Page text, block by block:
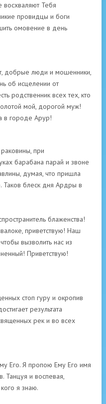
восхваляют Тебя
провидцы и боги
омовение в день
добрые люди и мошенники,
об исцелении от
родственник всех тех, кто
мой, дорогой муж!
в городе Арур!
при
барабана парай и звоне
думая, что пришла
Таков блеск дня Ардры в
блаженства!
приветствую! Наш
вызволить нас из
Приветствую!
стоп гуру и окропив
результата
рек и во всех
Его. Я пропою Ему Его имя
Танцуя и воспевая,
я знаю.